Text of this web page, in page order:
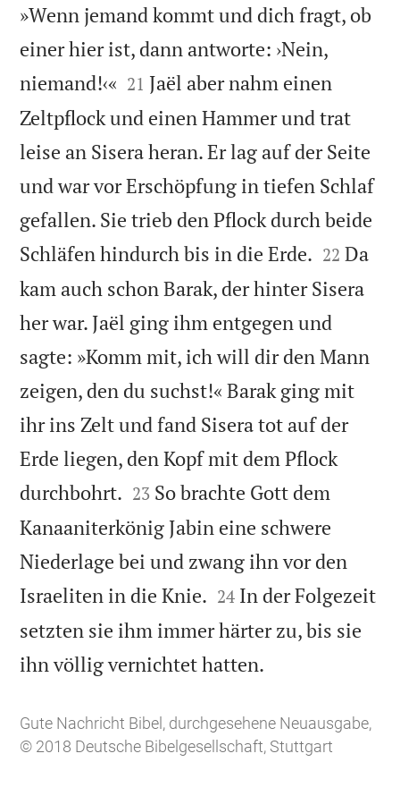
»Wenn jemand kommt und dich fragt, ob
einer hier ist, dann antworte: ›Nein,
niemand!‹« 

21 Jaël aber nahm einen
Zeltpflock und einen Hammer und trat
leise an Sisera heran. Er lag auf der Seite
und war vor Erschöpfung in tiefen Schlaf
gefallen. Sie trieb den Pflock durch beide
Schläfen hindurch bis in die Erde. 

22 Da
kam auch schon Barak, der hinter Sisera
her war. Jaël ging ihm entgegen und
sagte: »Komm mit, ich will dir den Mann
zeigen, den du suchst!« Barak ging mit
ihr ins Zelt und fand Sisera tot auf der
Erde liegen, den Kopf mit dem Pflock
durchbohrt. 

23 So brachte Gott dem
Kanaaniterkönig Jabin eine schwere
Niederlage bei und zwang ihn vor den
Israeliten in die Knie. 

24 In der Folgezeit
setzten sie ihm immer härter zu, bis sie
ihn völlig vernichtet hatten.
Gute Nachricht Bibel, durchgesehene Neuausgabe,
© 2018 Deutsche Bibelgesellschaft, Stuttgart